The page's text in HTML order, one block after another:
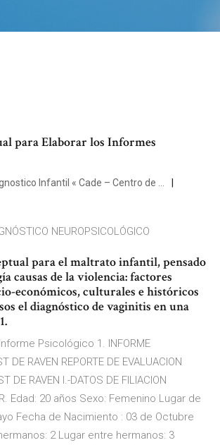
para Elaborar los Informes
Infantil « Cade – Centro de ...
NEUROPSICOLÓGICO
para el maltrato infantil, pensado
causas de la violencia: factores
económicos, culturales e históricos
el diagnóstico de vaginitis en una
Psicológico 1. INFORME
DE RAVEN REPORTE DE EVALUACION
DE RAVEN I.-DATOS DE FILIACION
Edad: 20 años Sexo: Femenino Lugar de
Fecha de Nacimiento : 03 de Octubre
2 Lugar entre hermanos: 3